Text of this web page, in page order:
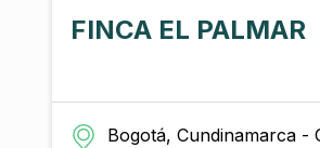
en su fabricación y
FINCA EL PALMAR
Bogotá, Cundinamarca -